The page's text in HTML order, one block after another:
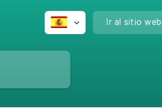
Ir al sitio web